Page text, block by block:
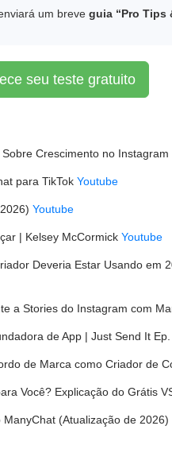
um breve guia “Pro Tips
seu teste gratuito
Crescimento no
para TikTok Youtube
Youtube
| Kelsey McCormick Youtube
Deveria Estar Usando em
a Stories do Instagram com
de App | Just Send It
de Marca como Criador de
Você? Explicação do Grátis
(Atualização de 2026)